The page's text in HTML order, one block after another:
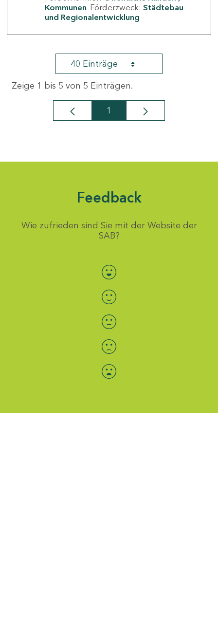
Kommunen Förderzweck: Städtebau
und Regionalentwicklung
40 Einträge
Zeige 1 bis 5 von 5 Einträgen.
Seite
1
Feedback
Wie zufrieden sind Sie mit der Website der
SAB?
Bewertung auswählen